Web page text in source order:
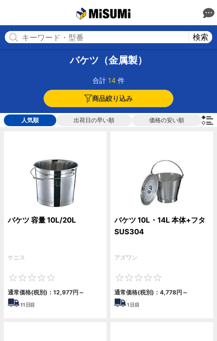
検索
バケツ（金属製）
合計 14 件
商品絞り込み
人気順 出荷日の早い順 価格の安い順
バケツ 容量 10L/20L
ケニス
通常価格(税別)： 12,977円 ～
11 日目
バケツ 10L・14L 本体+フタ
SUS304
アズワン
通常価格(税別)： 4,778円 ～
1 日目